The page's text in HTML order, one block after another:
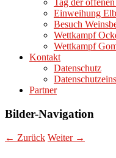
Tag der
Einweihung
Besuch
Wettkampf
Wettkampf
Kontakt
Datenschutz
Partner
Bilder-Navigation
← Zurück Weiter →